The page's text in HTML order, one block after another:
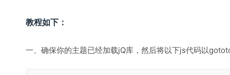
教程如下：
一、确保你的主题已经加载jQ库，然后将以下js代码以